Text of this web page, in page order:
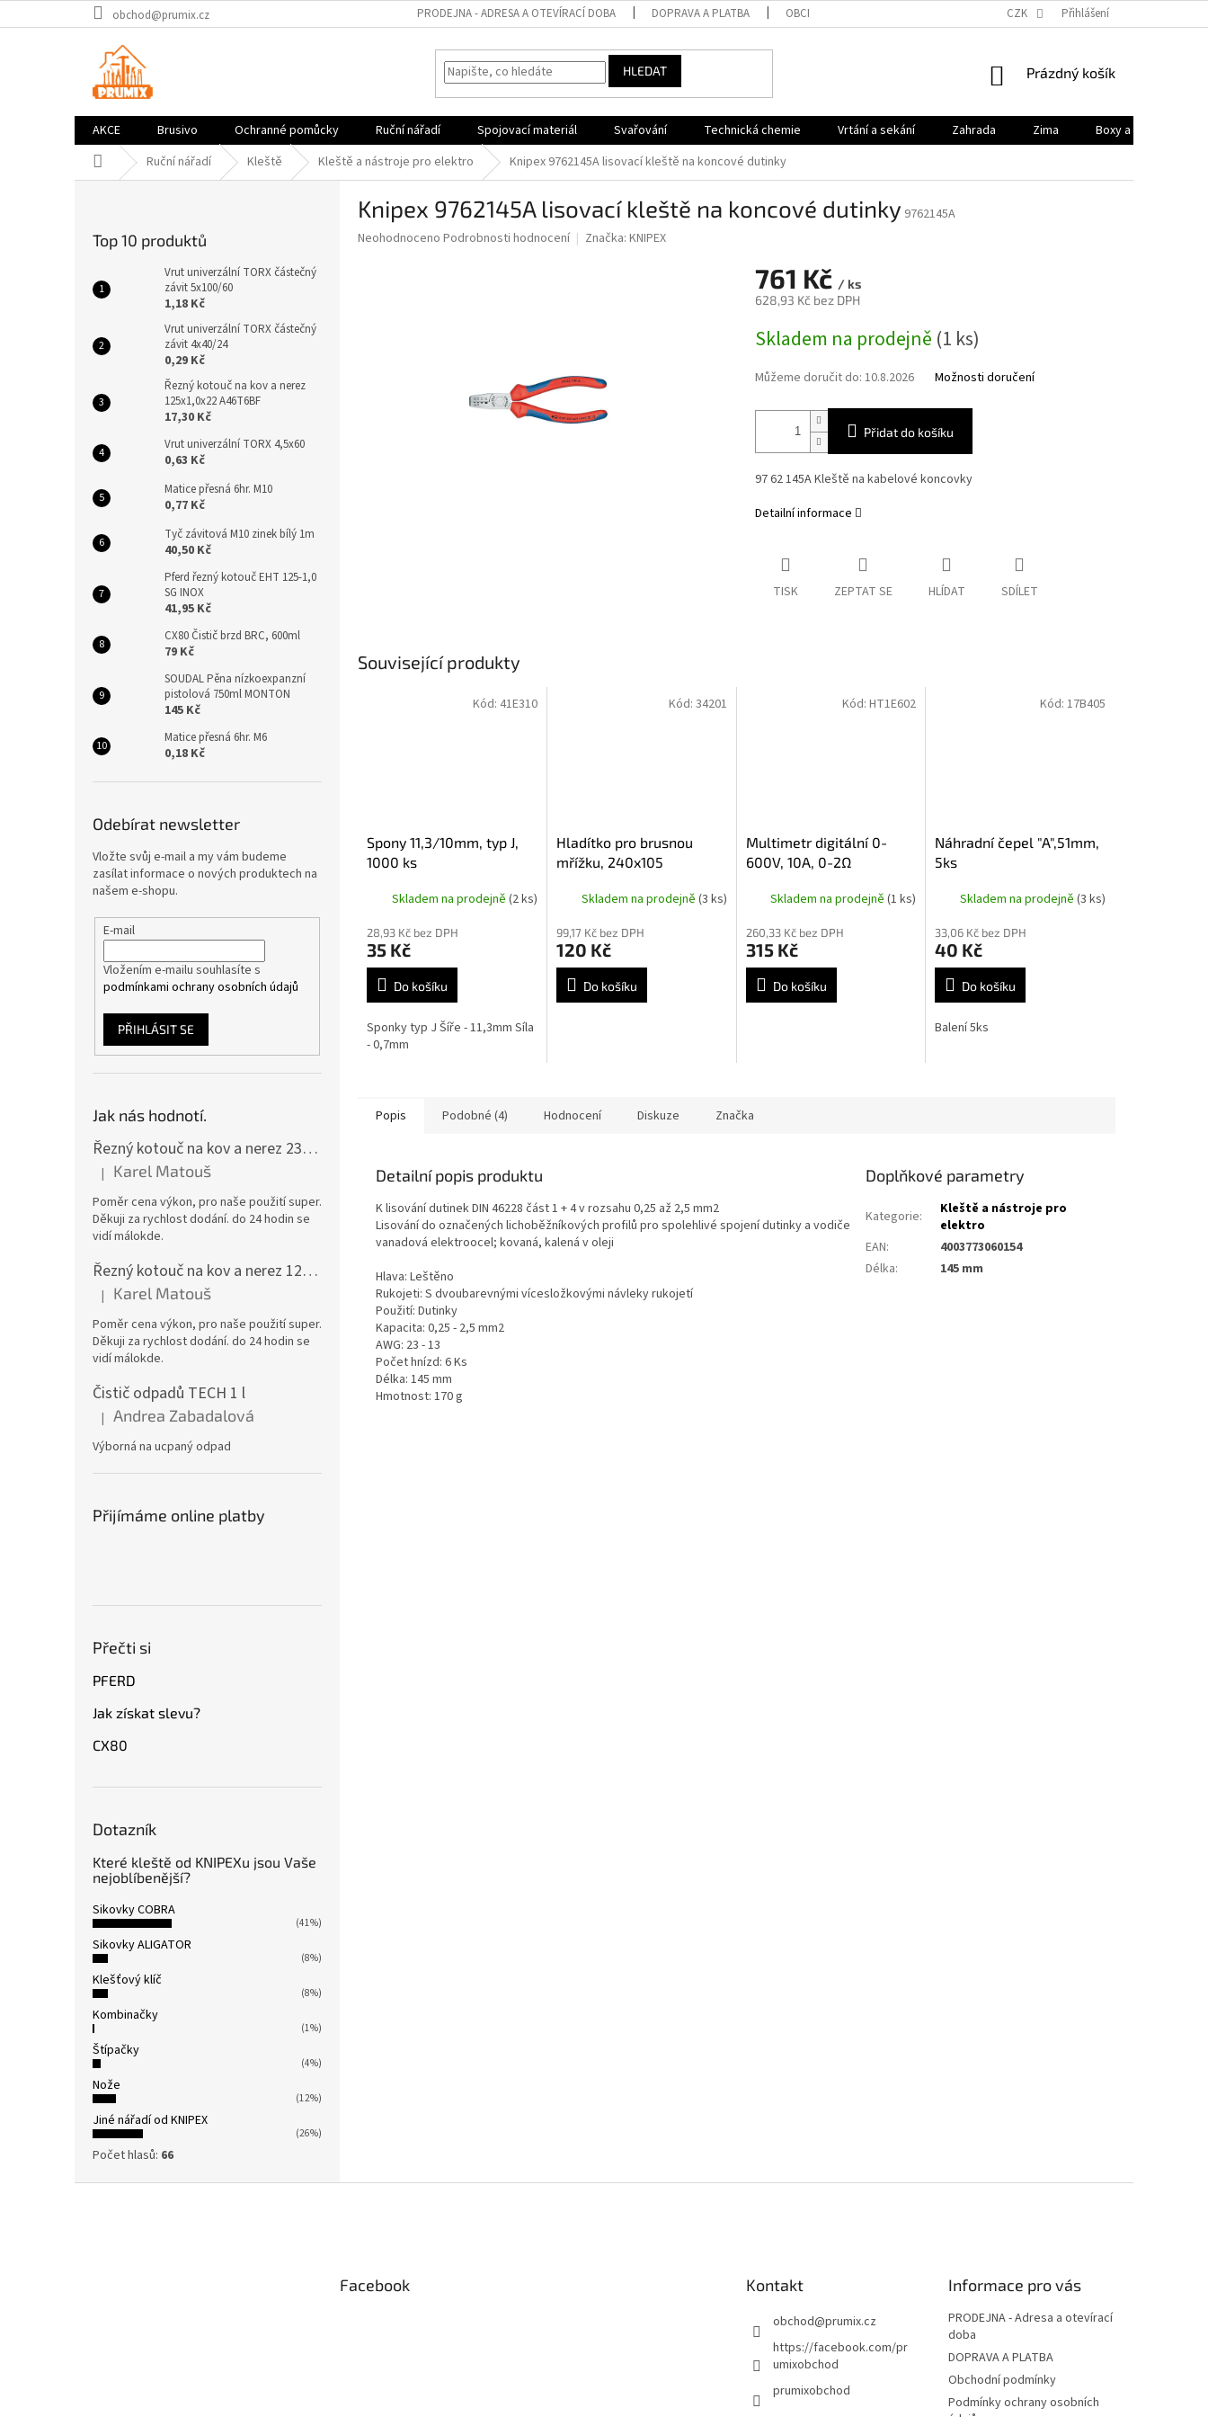
na
obchod@prumix.cz PRODEJNA - ADRESA A OTEVÍRACÍ DOBA DOPRAVA A PLATBA OBCHODNÍ PODMÍNKY PODMÍNKY OCHRANY OSOBNÍCH ÚDAJŮ
CZK Přihlášení
HLEDAT
NÁKUPNÍ
Prázdný košík
AKCE Brusivo Ochranné pomůcky Ruční nářadí Spojovací materiál Svařování Technická chemie Vrtání a sekání Zahrada Zima Boxy a brašny
Domů Ruční nářadí Kleště Kleště a nástroje pro elektro Knipex 9762145A lisovací kleště na koncové dutinky
Top 10 produktů
Vrut univerzální TORX částečný
závit 5x100/60
1,18 Kč
Vrut univerzální TORX částečný
závit 4x40/24
0,29 Kč
Řezný kotouč na kov a nerez
125x1,0x22 A46T6BF
17,30 Kč
Vrut univerzální TORX 4,5x60
0,63 Kč
Matice přesná 6hr. M10
0,77 Kč
Tyč závitová M10 zinek bílý 1m
40,50 Kč
Pferd řezný kotouč EHT 125-1,0
SG INOX
41,95 Kč
CX80 Čistič brzd BRC, 600ml
79 Kč
SOUDAL Pěna nízkoexpanzní
pistolová 750ml MONTON
145 Kč
Matice přesná 6hr. M6
0,18 Kč
Odebírat newsletter
Vložte svůj e-mail a my vám budeme
zasílat informace o nových produktech na
našem e-shopu.
E-mail
Vložením e-mailu souhlasíte s
podmínkami ochrany osobních údajů
PŘIHLÁSIT SE
Jak nás hodnotí.
Řezný kotouč na kov a nerez 230x2,0x22 A46T6BF, balení 25ks
Hodnocení produktu je 5 z 5 hvězdiček.
| Karel Matouš
Poměr cena výkon, pro naše použití super.
Děkuji za rychlost dodání. do 24 hodin se
vidí málokde.
Řezný kotouč na kov a nerez 125x1,0x22 A46T6BF, balení 25ks
Hodnocení produktu je 5 z 5 hvězdiček.
| Karel Matouš
Poměr cena výkon, pro naše použití super.
Děkuji za rychlost dodání. do 24 hodin se
vidí málokde.
Čistič odpadů TECH 1 l
Hodnocení produktu je 5 z 5 hvězdiček.
| Andrea Zabadalová
Výborná na ucpaný odpad
Přijímáme online platby
Přečti si
PFERD
Jak získat slevu?
CX80
Dotazník
Které kleště od KNIPEXu jsou Vaše
nejoblíbenější?
Sikovky COBRA
(41%)
Sikovky ALIGATOR
(8%)
Klešťový klíč
(8%)
Kombinačky
(1%)
Štípačky
(4%)
Nože
(12%)
Jiné nářadí od KNIPEX
(26%)
Počet hlasů: 66
Knipex 9762145A lisovací kleště na koncové dutinky 9762145A
Průměrné
Neohodnoceno Podrobnosti hodnocení Značka: KNIPEX
761 Kč / ks
628,93 Kč bez DPH
cena:
Skladem na prodejně (1 ks)
Můžeme doručit do: 10.8.2026 Možnosti doručení
Přidat do košíku
97 62 145A Kleště na kabelové koncovky
Detailní informace
TISK ZEPTAT SE HLÍDAT SDÍLET
Související produkty
Spony 11,3/10mm, typ J,
1000 ks
Skladem na prodejně (2 ks)
28,93 Kč bez DPH
35 Kč
Do košíku
Sponky typ J Šíře - 11,3mm Síla
- 0,7mm
Kód: 41E310
Hladítko pro brusnou
mřížku, 240x105
Skladem na prodejně (3 ks)
99,17 Kč bez DPH
120 Kč
Do košíku
Kód: 34201
Multimetr digitální 0-
600V, 10A, 0-2Ω
Skladem na prodejně(1 ks)
260,33 Kč bez DPH
315 Kč
Do košíku
Kód:HT1E602
Náhradní čepel "A",51mm,
5ks
Skladem na prodejně (3 ks)
33,06 Kč bez DPH
40 Kč
Do košíku
Balení 5ks
Kód: 17B405
Popis Podobné (4) Hodnocení Diskuze Značka
Detailní popis produktu
K lisování dutinek DIN 46228 část 1 + 4 v rozsahu 0,25 až 2,5 mm2
Lisování do označených lichoběžníkových profilů pro spolehlivé spojení dutinky a vodiče
vanadová elektroocel; kovaná, kalená v oleji
Hlava: Leštěno
Rukojeti: S dvoubarevnými vícesložkovými návleky rukojetí
Použití: Dutinky
Kapacita: 0,25 - 2,5 mm2
AWG: 23 - 13
Počet hnízd: 6 Ks
Délka: 145 mm
Hmotnost: 170 g
Doplňkové parametry
Kategorie:
Kleště a nástroje pro
elektro
EAN:
4003773060154
Délka: 145 mm
Facebook Kontakt
obchod@prumix.cz
https://facebook.com/pr
umixobchod
prumixobchod
Informace pro vás
PRODEJNA - Adresa a otevírací
doba
DOPRAVA A PLATBA
Obchodní podmínky
Podmínky ochrany osobních